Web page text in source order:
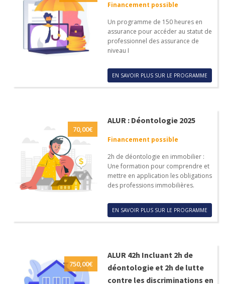
Financement possible
Un programme de 150 heures en
assurance pour accéder au statut de
professionnel des assurance de
niveau I
EN SAVOIR PLUS SUR LE PROGRAMME
70,00€
ALUR : Déontologie 2025
Financement possible
2h de déontologie en immobilier :
Une formation pour comprendre et
mettre en application les obligations
des professions immobilières.
EN SAVOIR PLUS SUR LE PROGRAMME
750,00€
ALUR 42h Incluant 2h de
déontologie et 2h de lutte
contre les discriminations en